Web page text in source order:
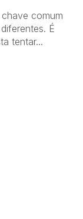
comum
É
tentar...